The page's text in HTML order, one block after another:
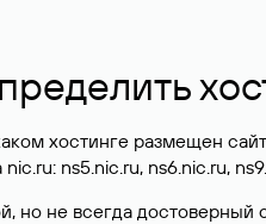
хостинге размещен
ns5.nic.ru, ns6.nic.ru,
но не всегда достоверный